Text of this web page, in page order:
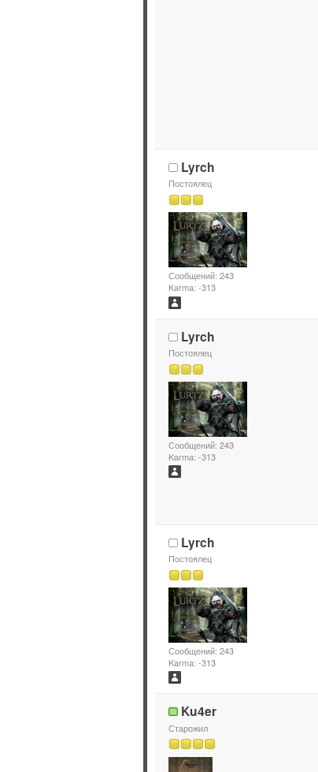
Lyrch
Постоялец
Сообщений: 243
Karma: -313
Lyrch
Постоялец
Сообщений: 243
Karma: -313
Lyrch
Постоялец
Сообщений: 243
Karma: -313
Ku4er
Старожил